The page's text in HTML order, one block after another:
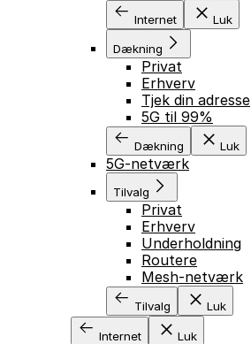
Internet Luk
Dækning
Privat
Erhverv
Tjek din adresse
5G til 99%
Dækning Luk
5G-netværk
Tilvalg
Privat
Erhverv
Underholdning
Routere
Mesh-netværk
Tilvalg Luk
Internet Luk